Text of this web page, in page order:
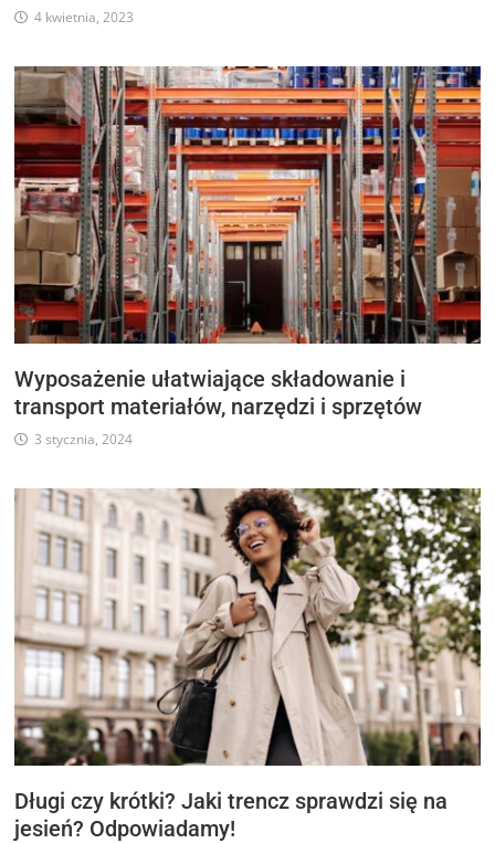
4 kwietnia, 2023
Wyposażenie ułatwiające składowanie i
transport materiałów, narzędzi i sprzętów
3 stycznia, 2024
Długi czy krótki? Jaki trencz sprawdzi się na
jesień? Odpowiadamy!